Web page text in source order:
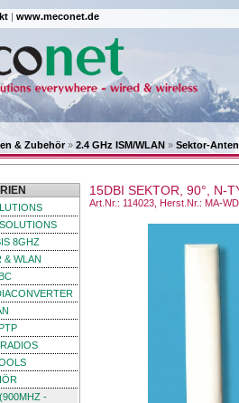
| www.meconet.de
& Zubehör » 2.4 GHz ISM/WLAN » Sektor-
8GHZ
& WLAN
-
15DBI SEKTOR, 90°, N-
Art.Nr.: 114023, Herst.Nr.: MA-